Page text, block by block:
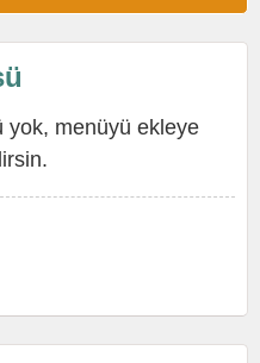
yok, menüyü ekleye